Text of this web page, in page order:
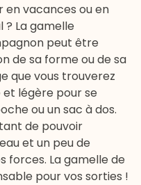
en vacances ou en
La gamelle
peut être
de sa forme ou de sa
que vous trouverez
légère pour se
ou un sac à dos.
de pouvoir
et un peu de
forces. La gamelle de
pour vos sorties !